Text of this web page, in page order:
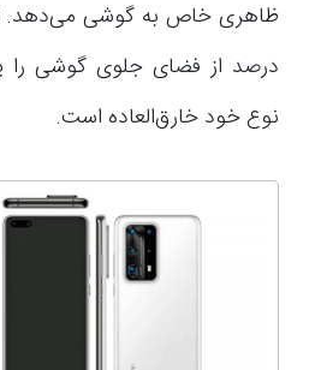
درصد از فضای جلوی گوشی
نوع خود خارق‌العاده است.